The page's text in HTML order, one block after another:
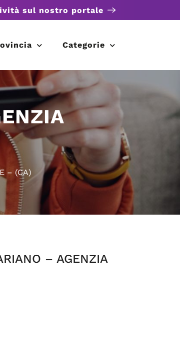
sul nostro portale
Categorie
– (CA)
– AGENZIA